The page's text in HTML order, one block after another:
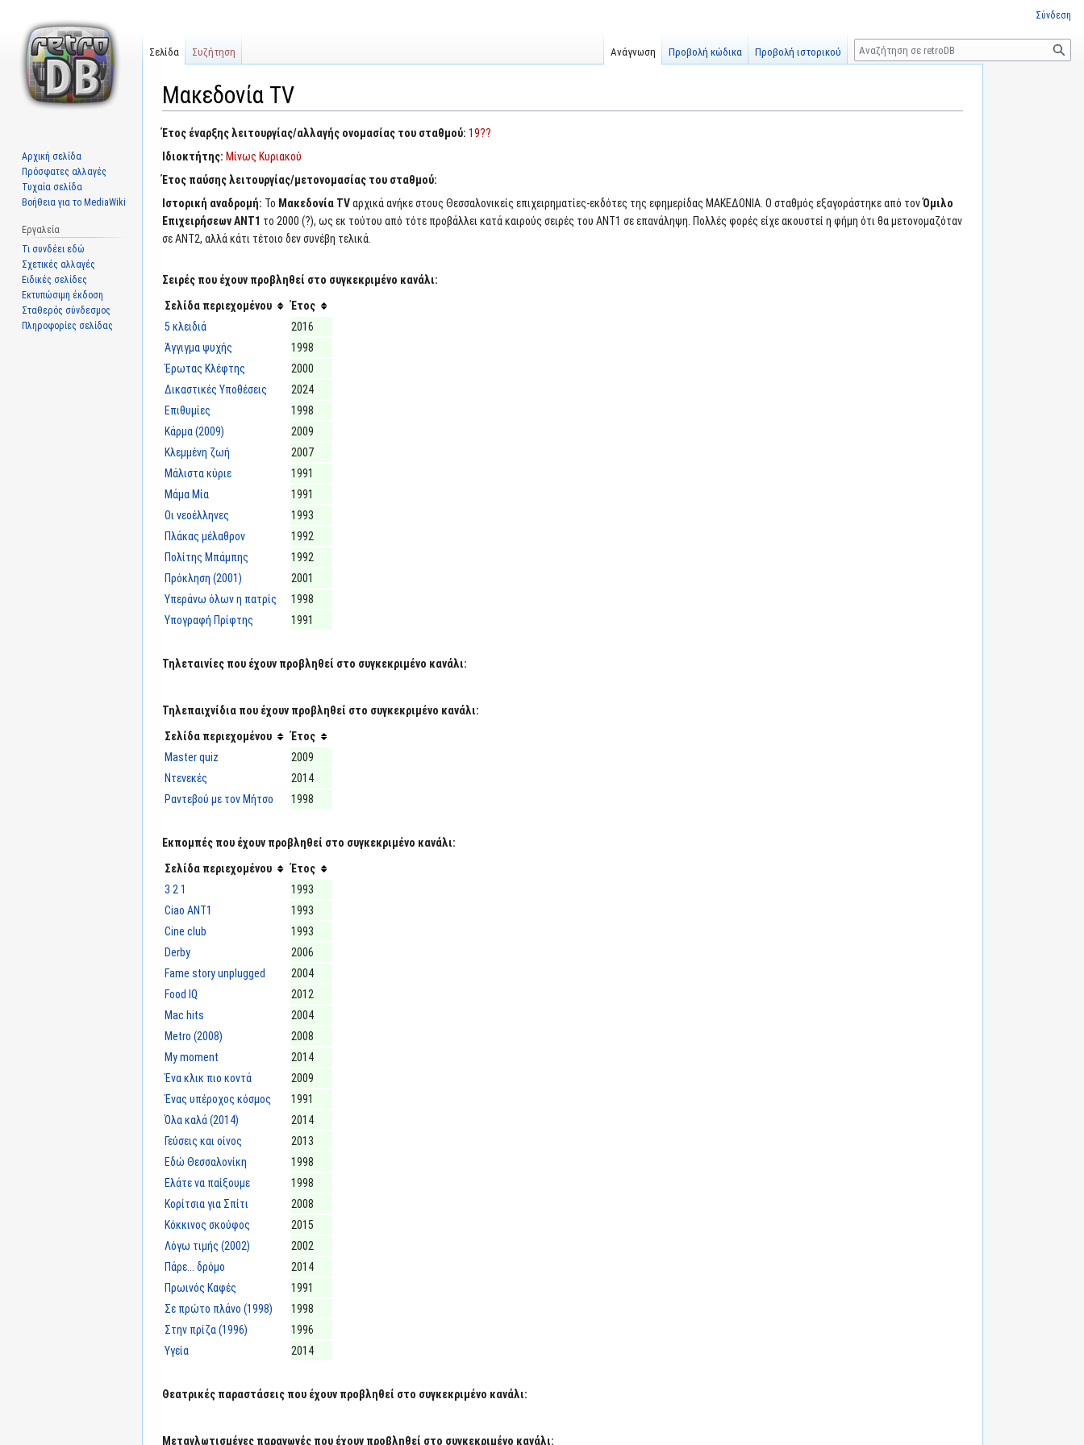
Μακεδονία TV
Μετάβαση
στην
Πήδηση
στην
Έτος έναρξης λειτουργίας/αλλαγής ονομασίας του σταθμού: 19??
Ιδιοκτήτης: Μίνως Κυριακού
Έτος παύσης λειτουργίας/μετονομασίας του σταθμού:
Ιστορική αναδρομή: Το Μακεδονία TVαρχικά ανήκε στους Θεσσαλονικείς επιχειρηματίες-εκδότες της εφημερίδας ΜΑΚΕΔΟΝΙΑ. Ο σταθμός εξαγοράστηκε από τονΌμιλο
Επιχειρήσεων ΑΝΤ1 το 2000 (?), ως εκ τούτου από τότε προβάλλει κατά καιρούς σειρές του ΑΝΤ1 σε επανάληψη. Πολλές φορές είχε ακουστεί η φήμη ότι θα μετονομαζόταν
σε ΑΝΤ2, αλλά κάτι τέτοιο δεν συνέβη τελικά.
Σειρές που έχουν προβληθεί στο συγκεκριμένο κανάλι:
Σελίδα περιεχομένου
Έτος
5 κλειδιά
2016
Άγγιγμα ψυχής
1998
Έρωτας Κλέφτης
2000
Δικαστικές Υποθέσεις
2024
Επιθυμίες
1998
Κάρμα (2009)
2009
Κλεμμένη ζωή
2007
Μάλιστα κύριε
1991
Μάμα Μία
1991
Οι νεοέλληνες
1993
Πλάκας μέλαθρον
1992
Πολίτης Μπάμπης
1992
Πρόκληση (2001)
2001
Υπεράνω όλων η πατρίς
1998
Υπογραφή Πρίφτης
1991
Τηλεταινίες που έχουν προβληθεί στο συγκεκριμένο κανάλι:
Τηλεπαιχνίδια που έχουν προβληθεί στο συγκεκριμένο κανάλι:
Σελίδα περιεχομένου
Έτος
Master quiz
2009
Ντενεκές
2014
Ραντεβού με τον Μήτσο
1998
Εκπομπές που έχουν προβληθεί στο συγκεκριμένο κανάλι:
Σελίδα περιεχομένου
Έτος
3 2 1
1993
Ciao ΑΝΤ1
1993
Cine club
1993
Derby
2006
Fame story unplugged
2004
Food IQ
2012
Mac hits
2004
Metro (2008)
2008
My moment
2014
Ένα κλικ πιο κοντά
2009
Ένας υπέροχος κόσμος
1991
Όλα καλά (2014)
2014
Γεύσεις και οίνος
2013
Εδώ Θεσσαλονίκη
1998
Ελάτε να παίξουμε
1998
Κορίτσια για Σπίτι
2008
Κόκκινος σκούφος
2015
Λόγω τιμής (2002)
2002
Πάρε... δρόμο
2014
Πρωινός Καφές
1991
Σε πρώτο πλάνο (1998)
1998
Στην πρίζα (1996)
1996
Υγεία
2014
Θεατρικές παραστάσεις που έχουν προβληθεί στο συγκεκριμένο κανάλι:
Μεταγλωτισμένες παραγωγές που έχουν προβληθεί στο συγκεκριμένο κανάλι:
Σύνδεση
Σελίδα Συζήτηση Ανάγνωση Προβολή κώδικα Προβολή ιστορικού
Αναζήτηση
Αρχική σελίδα
Πρόσφατες αλλαγές
Τυχαία σελίδα
Βοήθεια για το MediaWiki
Εργαλεία
Τι συνδέει εδώ
Σχετικές αλλαγές
Ειδικές σελίδες
Εκτυπώσιμη έκδοση
Σταθερός σύνδεσμος
Πληροφορίες σελίδας